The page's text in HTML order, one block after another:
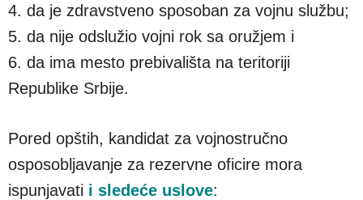
4. da je zdravstveno sposoban za vojnu službu;
5. da nije odslužio vojni rok sa oružjem i
6. da ima mesto prebivališta na teritoriji
Republike Srbije.
Pored opštih, kandidat za vojnostručno
osposobljavanje za rezervne oficire mora
ispunjavati i sledeće uslove: